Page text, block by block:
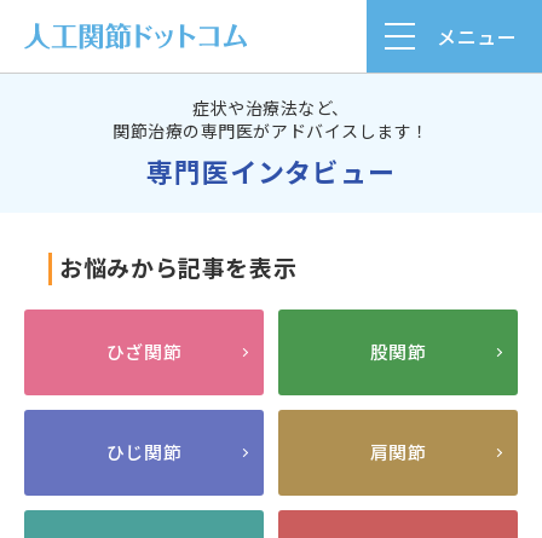
メニュー
症状や治療法など、
関節治療の専門医がアドバイスします！
専門医インタビュー
お悩みから記事を表示
ひざ関節 股関節
ひじ関節 肩関節